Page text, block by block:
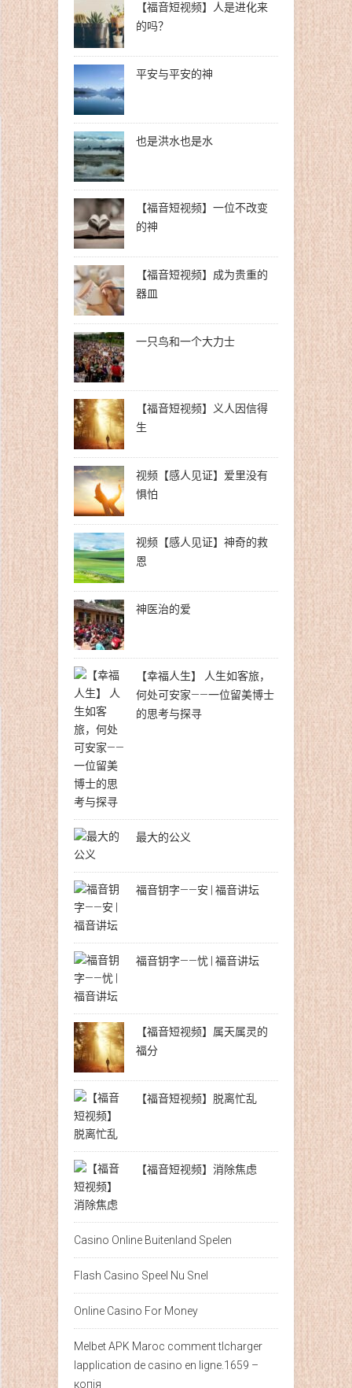
【福音短视频】人是进化来
的吗？
平安与平安的神
也是洪水也是水
【福音短视频】一位不改变
的神
【福音短视频】成为贵重的
器皿
一只鸟和一个大力士
【福音短视频】义人因信得
生
视频【感人见证】爱里没有
惧怕
视频【感人见证】神奇的救
恩
神医治的爱
【幸福人生】 人生如客旅，
何处可安家——一位留美博士
的思考与探寻
最大的公义
福音钥字——安 | 福音讲坛
福音钥字——忧 | 福音讲坛
【福音短视频】属天属灵的
福分
【福音短视频】脱离忙乱
【福音短视频】消除焦虑
Casino Online Buitenland Spelen
Flash Casino Speel Nu Snel
Online Casino For Money
Melbet APK Maroc comment tlcharger
lapplication de casino en ligne.1659 –
копія